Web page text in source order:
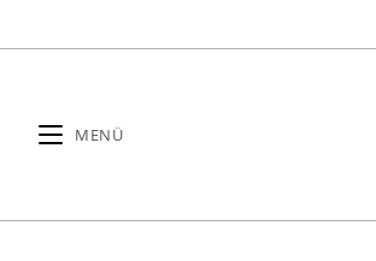
Inhalt
MENÜ